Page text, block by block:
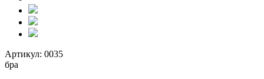
Артикул: 0035
бра